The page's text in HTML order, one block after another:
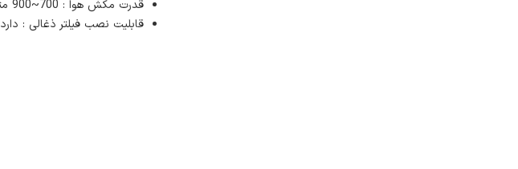
قدرت مکش هوا : 700~900 متر مکعب
قابلیت نصب فیلتر ذغالی : دارد